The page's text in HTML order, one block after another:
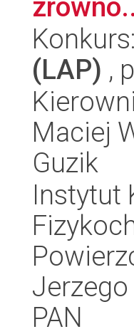
Konkurs:
(LAP) ,
Maciej
Guzik
Instytut
Jerzego
PAN